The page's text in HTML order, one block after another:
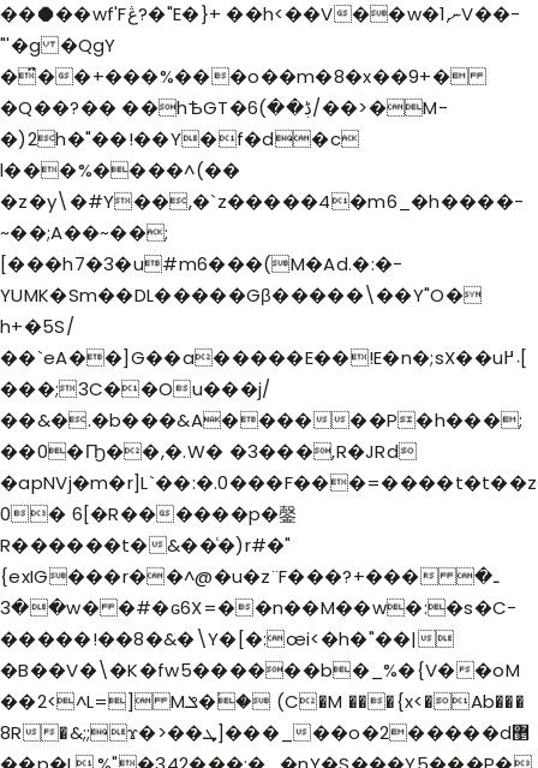
��⯃��wf'Fڠ?�"E�}+ ��h<��V��w�ނ,1V��-
"'�g �QgY
�̈́��+���%���o��m�8�x��9+�
�Q��?�� ��hѢGT�ڋ��)6/��>�M-
�)2h�"��!��Y�f�d�c
l���%����^(��
�z�y\�#Y��,�`z�����4�m6_�h����-
~��;A��~��;
[���h7�3�u#m6���(M�Ad.�:�-
YUMK�Sm��DL�����Gβ�����\��Y"O�
h+�5S/
��`eA��]G��a�����E��!E�n�;sX��u܁߂[
���;3C��Ou���j/
��&�.�b���&A������P�h���;
��0�Ҧ��,�.W� �3���,R�JRd
�apNVj�m�r]L`��:�.0���F���=����t�t��z
0� 6[�R������p�鏧
R������t�&��ͨ�)r#�"
{exIG���r��^@�u�z¨F���?+���ـ�
��3w� �#�ԍ6X=��n��M��w�:�s�C-
�����!��8�&�\Y�[�:œi<�h�"��|
�B��V�\�K�fw5������b�_%�{V��oM
��2<^L=] Mݏ�ؙ� (C�M ���{x<�Ab���
8R�&;;ϫ�>��ܜ]���_��o�2�����d޵